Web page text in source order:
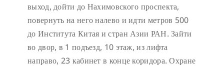
выход, дойти до Нахимовского проспекта,
повернуть на него налево и идти метров 500
до Института Китая и стран Азии РАН. Зайти
во двор, в 1 подъезд, 10 этаж, из лифта
направо, 23 кабинет в конце коридора. Охране